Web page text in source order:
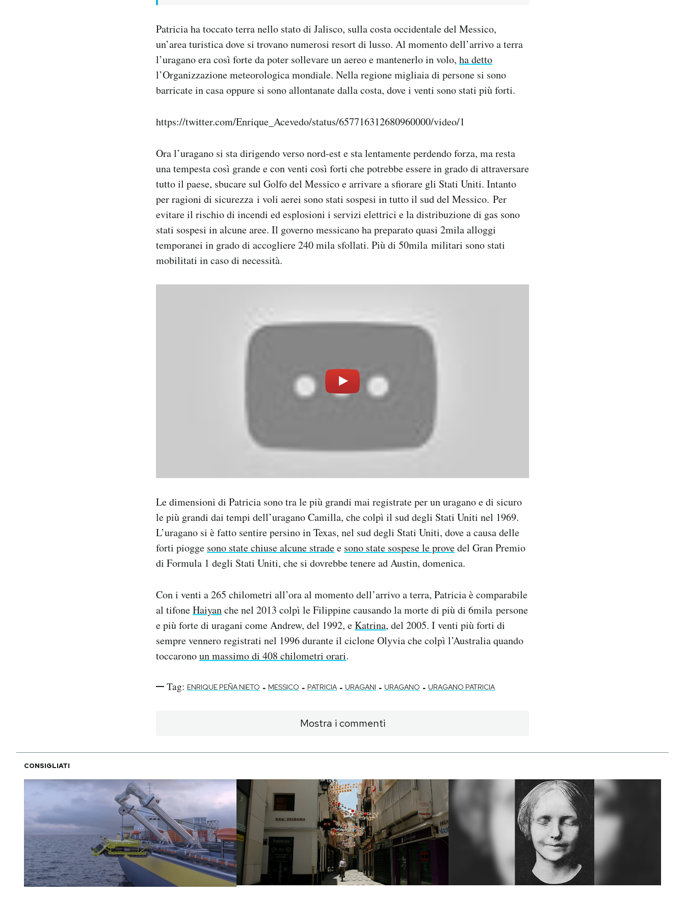
Patricia ha toccato terra nello stato di Jalisco, sulla costa occidentale del Messico,
un’area turistica dove si trovano numerosi resort di lusso. Al momento dell’arrivo a terra
l’uragano era così forte da poter sollevare un aereo e mantenerlo in volo, ha detto
l’Organizzazione meteorologica mondiale. Nella regione migliaia di persone si sono
barricate in casa oppure si sono allontanate dalla costa, dove i venti sono stati più forti.
https://twitter.com/Enrique_Acevedo/status/657716312680960000/video/1
Ora l’uragano si sta dirigendo verso nord-est e sta lentamente perdendo forza, ma resta
una tempesta così grande e con venti così forti che potrebbe essere in grado di attraversare
tutto il paese, sbucare sul Golfo del Messico e arrivare a sfiorare gli Stati Uniti. Intanto
per ragioni di sicurezza i voli aerei sono stati sospesi in tutto il sud del Messico. Per
evitare il rischio di incendi ed esplosioni i servizi elettrici e la distribuzione di gas sono
stati sospesi in alcune aree. Il governo messicano ha preparato quasi 2mila alloggi
temporanei in grado di accogliere 240 mila sfollati. Più di 50mila militari sono stati
mobilitati in caso di necessità.
Le dimensioni di Patricia sono tra le più grandi mai registrate per un uragano e di sicuro
le più grandi dai tempi dell’uragano Camilla, che colpì il sud degli Stati Uniti nel 1969.
L’uragano si è fatto sentire persino in Texas, nel sud degli Stati Uniti, dove a causa delle
forti piogge sono state chiuse alcune stradee sono state sospese le provedel Gran Premio
di Formula 1 degli Stati Uniti, che si dovrebbe tenere ad Austin, domenica.
Con i venti a 265 chilometri all’ora al momento dell’arrivo a terra, Patricia è comparabile
al tifoneHaiyanche nel 2013 colpì le Filippine causando la morte di più di 6mila persone
e più forte di uragani come Andrew, del 1992, eKatrina, del 2005. I venti più forti di
sempre vennero registrati nel 1996 durante il ciclone Olyvia che colpì l’Australia quando
toccaronoun massimo di 408 chilometri orari.
Tag: ENRIQUE PEÑA NIETO - MESSICO - PATRICIA - URAGANI - URAGANO - URAGANO PATRICIA
Mostra i commenti
CONSIGLIATI